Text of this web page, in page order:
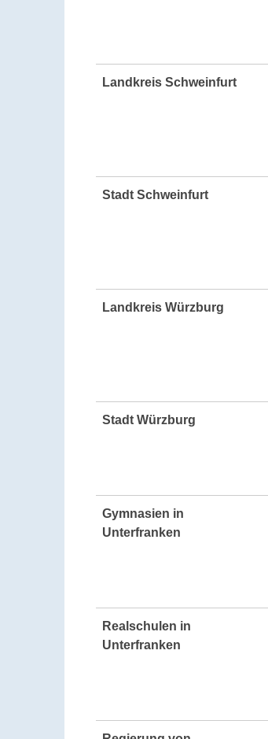
Landkreis Schweinfurt
Stadt Schweinfurt
Landkreis Würzburg
Stadt Würzburg
Gymnasien in
Unterfranken
Realschulen in
Unterfranken